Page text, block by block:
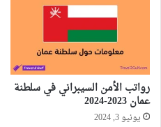
رواتب الأمن السيبراني في سلطنة
عمان 2023-2024
يونيو 3, 2024